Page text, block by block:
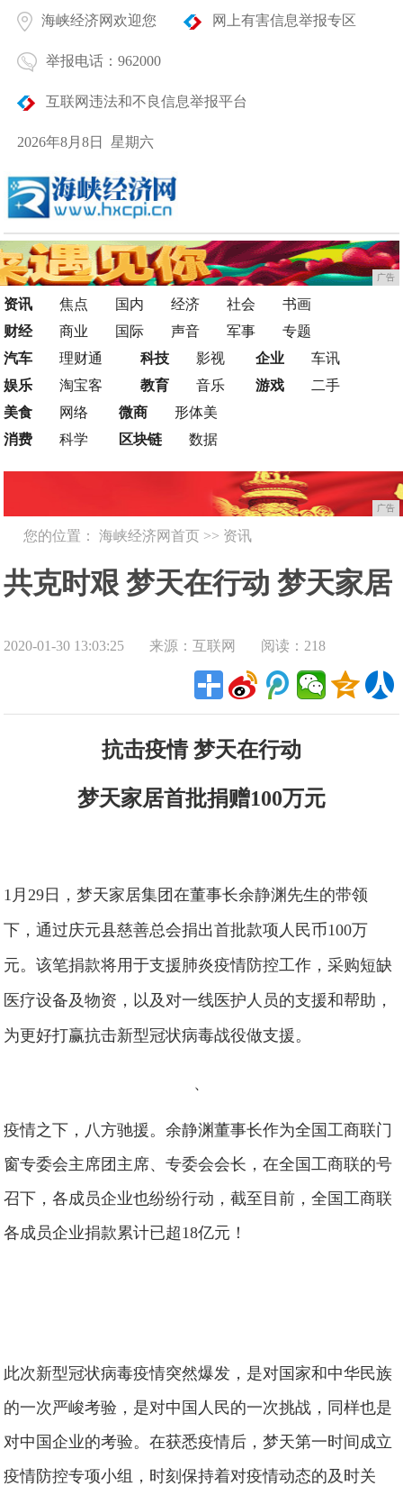
海峡经济网欢迎您 网上有害信息举报专区
举报电话：962000
互联网违法和不良信息举报平台
2026年8月8日 星期六
广告
资讯 焦点 国内 经济 社会
书画
财经
商业 国际 声音 军事
专题
汽车
理财通
娱乐
淘宝客
科技
影视
教育
音乐
企业
车讯
游戏
二手
美食
网络
消费
科学
微商
形体美
区块链
数据
广告
您的位置：海峡经济网首页 >> 资讯
共克时艰 梦天在行动 梦天家居
首批捐赠100万元
2020-01-30 13:03:25 来源：互联网 阅读：218
抗击疫情 梦天在行动
梦天家居首批捐赠100万元
1月29日，梦天家居集团在董事长余静渊先生的带领
下，通过庆元县慈善总会捐出首批款项人民币100万
元。该笔捐款将用于支援肺炎疫情防控工作，采购短缺
医疗设备及物资，以及对一线医护人员的支援和帮助，
为更好打赢抗击新型冠状病毒战役做支援。
、
疫情之下，八方驰援。余静渊董事长作为全国工商联门
窗专委会主席团主席、专委会会长，在全国工商联的号
召下，各成员企业也纷纷行动，截至目前，全国工商联
各成员企业捐款累计已超18亿元！
此次新型冠状病毒疫情突然爆发，是对国家和中华民族
的一次严峻考验，是对中国人民的一次挑战，同样也是
对中国企业的考验。在获悉疫情后，梦天第一时间成立
疫情防控专项小组，时刻保持着对疫情动态的及时关